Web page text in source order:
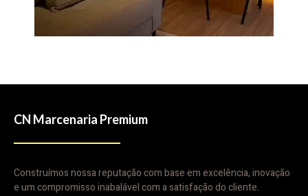
CN Marcenaria Premium
Construímos nossa reputação com base em excelência, inovação
e um compromisso inabalável com a satisfação do cliente.